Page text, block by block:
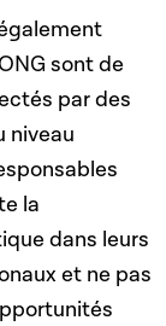
sont de
par des
niveau
la
dans leurs
et ne pas